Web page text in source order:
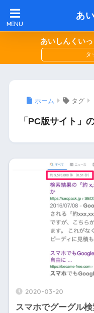
あ
あいしんくい
ホーム タグ
「PC版サイト」
2020-03-20
スマホでグーグル